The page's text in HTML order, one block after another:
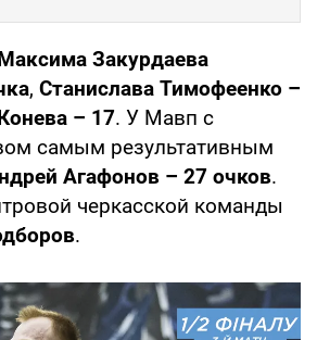
Закурдаева
, Станислава Тимофеенко –
– 17. У Мавп с
самым результативным
Агафонов – 27 очков.
черкасской команды
.